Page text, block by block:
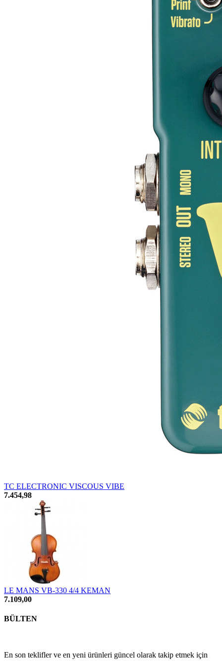
TC ELECTRONIC VISCOUS VIBE
7.454,98
LE MANS VB-330 4/4 KEMAN
7.109,00
BÜLTEN
En son teklifler ve en yeni ürünleri güncel olarak takip etmek için